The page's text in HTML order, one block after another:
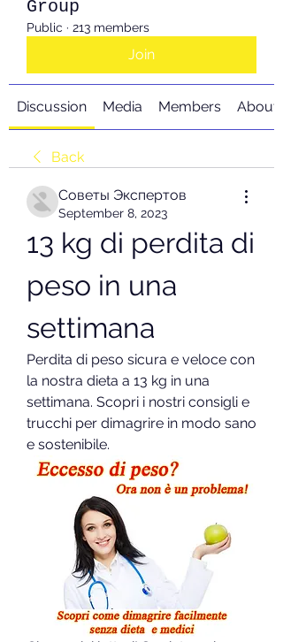
Group
Public · 213 members
Join
Discussion Media Members About
Back
Советы Экспертов
September 8, 2023
13 kg di perdita di
peso in una
settimana
Perdita di peso sicura e veloce con
la nostra dieta a 13 kg in una
settimana. Scopri i nostri consigli e
trucchi per dimagrire in modo sano
e sostenibile.